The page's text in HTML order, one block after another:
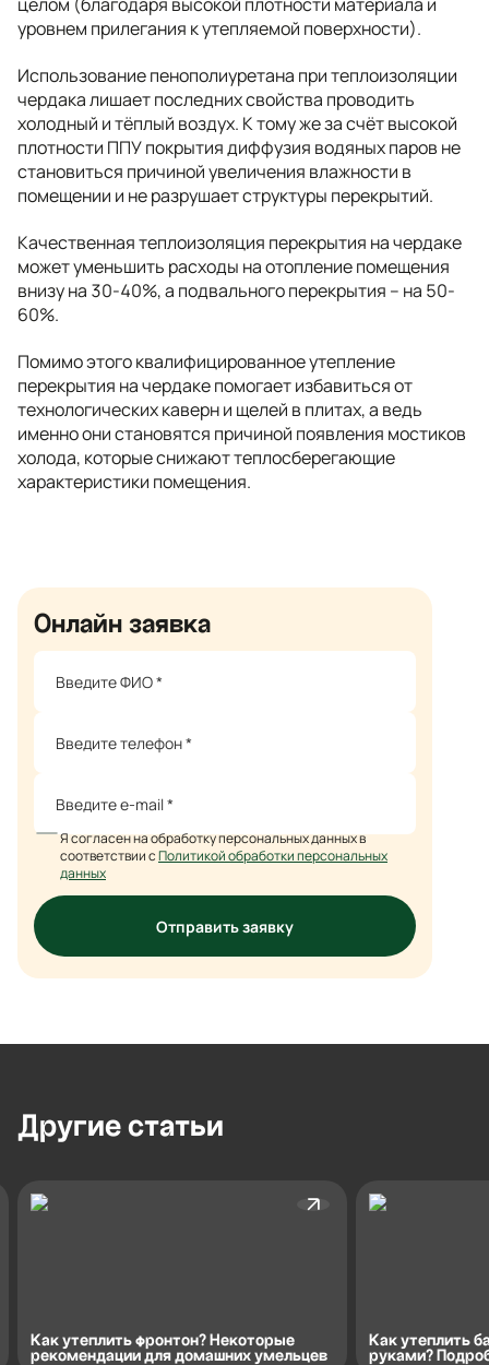
уровнем прилегания к утепляемой поверхности).
Использование пенополиуретана при теплоизоляции
чердака лишает последних свойства проводить
холодный и тёплый воздух. К тому же за счёт высокой
плотности ППУ покрытия диффузия водяных паров не
становиться причиной увеличения влажности в
помещении и не разрушает структуры перекрытий.
Качественная теплоизоляция перекрытия на чердаке
может уменьшить расходы на отопление помещения
внизу на 30-40%, а подвального перекрытия – на 50-
60%.
Помимо этого квалифицированное утепление
перекрытия на чердаке помогает избавиться от
технологических каверн и щелей в плитах, а ведь
именно они становятся причиной появления мостиков
холода, которые снижают теплосберегающие
характеристики помещения.
Онлайн заявка
Я согласен на обработку персональных данных в
соответствии сПолитикой обработки персональных
данных
Отправить заявку
Другие статьи
Как утеплить фронтон? Некоторые
рекомендации для домашних умельцев
Как утеплить
руками?